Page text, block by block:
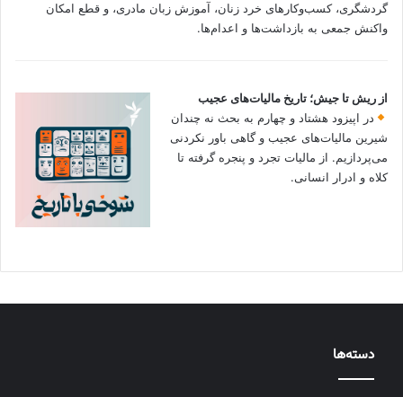
گردشگری، کسب‌وکارهای خرد زنان، آموزش زبان مادری، و قطع امکان
واکنش جمعی به بازداشت‌ها و اعدام‌ها.
از ریش تا جیش؛ تاریخ مالیات‌های عجیب
در اپیزود هشتاد و چهارم به بحث نه چندان
شیرین مالیات‌های عجیب و گاهی باور نکردنی‌
می‌پردازیم. از مالیات تجرد و پنجره گرفته تا
کلاه و ادرار انسانی.
دسته‌ها